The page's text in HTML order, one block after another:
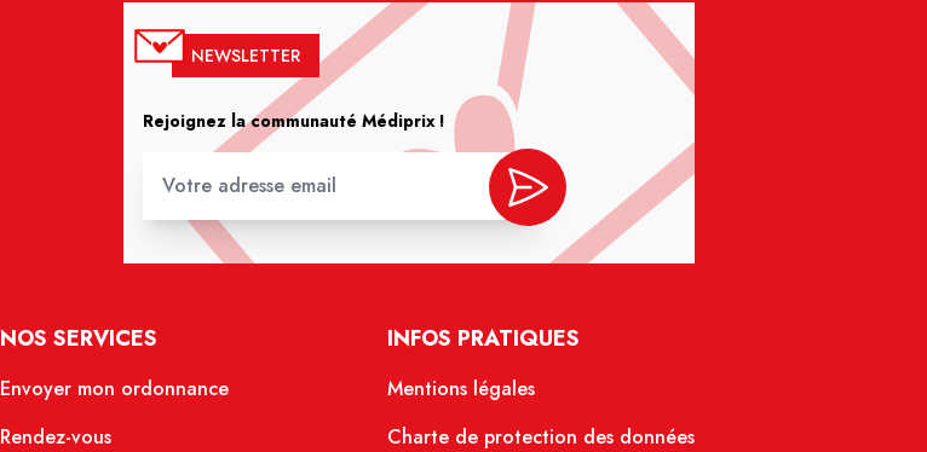
NEWSLETTER
Rejoignez la communauté Médiprix !
NOS SERVICES
Envoyer mon ordonnance
Rendez-vous
INFOS PRATIQUES
Mentions légales
Charte de protection des données